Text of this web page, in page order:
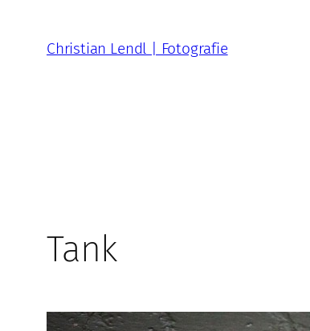
springen
Christian Lendl | Fotografie
Tank